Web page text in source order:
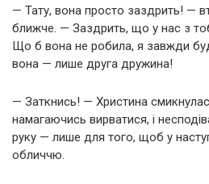
— Тату, вона просто заздрить! —
ближче. — Заздрить, що у нас з
Що б вона не робила, я завжди
вона — лише друга дружина!
— Заткнись! — Христина
намагаючись вирватися, і
руку — лише для того, щоб у
обличчю.